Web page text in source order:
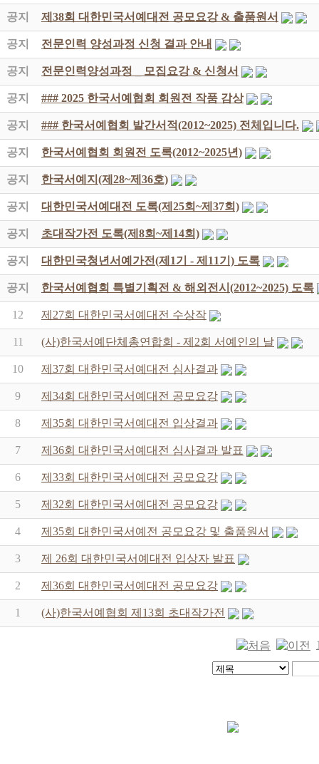
공지 제38회 대한민국서예대전 공모요강 & 출품원서
공지 전문인력 양성과정 신청 결과 안내
공지 전문인력양성과정 _ 모집요강 & 신청서
공지 ### 2025 한국서예협회 회원전 작품 감상
공지 ### 한국서예협회 발간서적(2012~2025) 전체입니다.
공지 한국서예협회 회원전 도록(2012~2025년)
공지 한국서예지(제28~제36호)
공지 대한민국서예대전 도록(제25회~제37회)
공지 초대작가전 도록(제8회~제14회)
공지 대한민국청년서예가전(제1기 - 제11기) 도록
공지 한국서예협회 특별기획전 & 해외전시(2012~2025) 도록
12 제27회 대한민국서예대전 수상작
11 (사)한국서예단체총연합회 - 제2회 서예인의 날
10 제37회 대한민국서예대전 심사결과
9 제34회 대한민국서예대전 공모요강
8 제35회 대한민국서예대전 입상결과
7 제36회 대한민국서예대전 심사결과 발표
6 제33회 대한민국서예대전 공모요강
5 제32회 대한민국서예대전 공모요강
4 제35회 대한민국서예전 공모요강 및 출품원서
3 제 26회 대한민국서예대전 입상자 발표
2 제36회 대한민국서예대전 공모요강
1 (사)한국서예협회 제13회 초대작가전